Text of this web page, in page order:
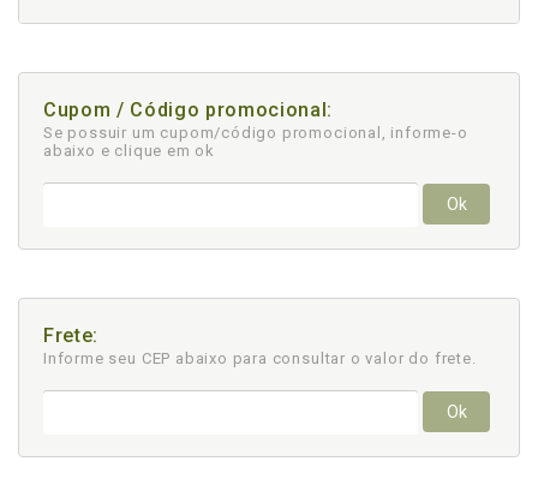
Cupom / Código promocional:
Se possuir um cupom/código promocional, informe-o
abaixo e clique em ok
Ok
Frete:
Informe seu CEP abaixo para consultar o valor do frete.
Ok